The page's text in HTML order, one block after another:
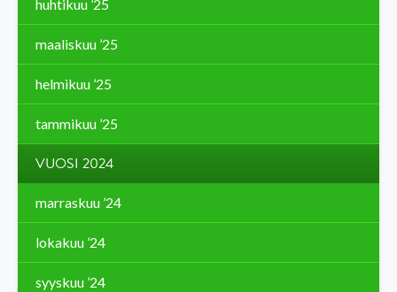
huhtikuu ’25
maaliskuu ’25
helmikuu ’25
tammikuu ’25
VUOSI 2024
marraskuu ’24
lokakuu ’24
syyskuu ’24